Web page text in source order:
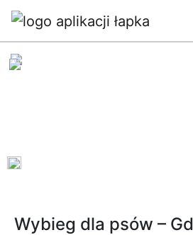
Wybieg dla psów –